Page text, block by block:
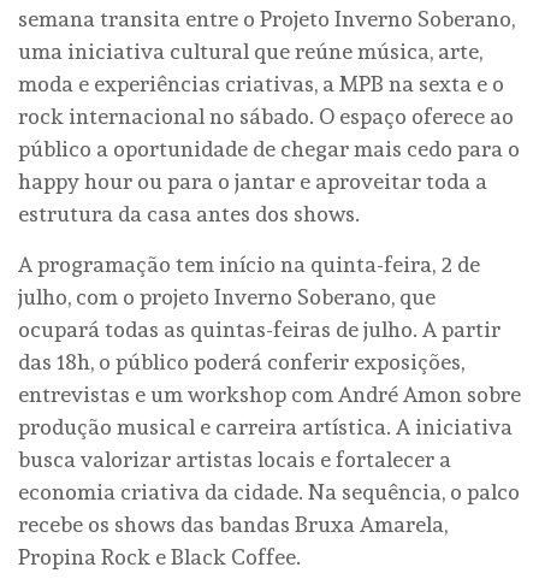
semana transita entre o Projeto Inverno Soberano,
uma iniciativa cultural que reúne música, arte,
moda e experiências criativas, a MPB na sexta e o
rock internacional no sábado. O espaço oferece ao
público a oportunidade de chegar mais cedo para o
happy hour ou para o jantar e aproveitar toda a
estrutura da casa antes dos shows.
A programação tem início na quinta-feira, 2 de
julho, com o projeto Inverno Soberano, que
ocupará todas as quintas-feiras de julho. A partir
das 18h, o público poderá conferir exposições,
entrevistas e um workshop com André Amon sobre
produção musical e carreira artística. A iniciativa
busca valorizar artistas locais e fortalecer a
economia criativa da cidade. Na sequência, o palco
recebe os shows das bandas Bruxa Amarela,
Propina Rock e Black Coffee.